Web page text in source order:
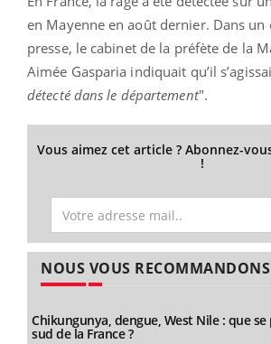
en Mayenne en août dernier. Dans
presse, le cabinet de la préfète de la
Aimée Gasparia indiquait qu’il
détecté dans le département".
Vous aimez cet article ? Abonnez-
!
NOUS VOUS RECOMMANDONS
Chikungunya, dengue, West Nile : que
sud de la France ?